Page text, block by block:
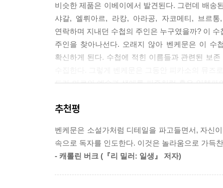
도라와 브라사이는 이삼 년 뒤 공동 사진전에서
던 도라는 오히려 덜 상업적이고 보다 개인적인
다니며 르포 사진을 찍었다. 정치 참여에 적극적
들, 그리고 1929년의 대공황으로 무너진 사람들에
그들을 중심으로 파리의 예술가와 지식인 무리가
어나기 위해, 무엇보다 권태를 이기기 위해서였
제'가 이어졌다. 그들은 강낭콩 한 접시를 먹기
비슷한 제품은 이베이에서 발견된다. 그런데 배송
샤갈, 엘뤼아르, 라캉, 아라공, 자코메티, 브르
연락하며 지내던 수첩의 주인은 누구였을까? 이
주인을 찾아나선다. 오래지 않아 벤케문은 이
확신하게 된다. 수첩에 적힌 이름들과 관련된 보
도라 마르의 예술과 생애를 퍼즐처럼 혹은 입체
도라 마르의 다면적 초상이 부조된다.
피카소의 〈우는 여인〉으로만 남기를 거부한 삶
도라 마르, 본명은 앙리에트 테오도라 마르코비
유년기를 보낸 뒤 파리로 돌아왔고, 사진 작가로
추천평
벤케문은 소설가처럼 디테일을 파고들면서, 자신
속으로 독자를 인도한다. 이것은 놀라움으로 가득
- 캐롤린 버크 (『리 밀러: 일생』 저자)